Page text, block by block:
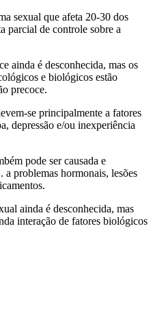
sexual que afeta 20-30 dos
parcial de controle sobre a
ainda é desconhecida, mas os
e biológicos estão
precoce.
se principalmente a fatores
depressão e/ou inexperiência
pode ser causada e
problemas hormonais, lesões
ainda é desconhecida, mas
interação de fatores biológicos